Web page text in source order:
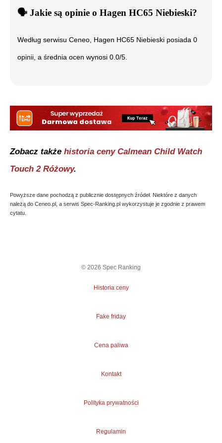
🗣️ ️ Jakie są opinie o Hagen HC65 Niebieski?
Według serwisu Ceneo, Hagen HC65 Niebieski posiada 0
opinii, a średnia ocen wynosi 0.0/5.
Zobacz także historia ceny Calmean Child Watch
Touch 2 Różowy.
Powyższe dane pochodzą z publicznie dostępnych źródeł. Niektóre z danych
należą do Ceneo.pl, a serwis Spec-Ranking.pl wykorzystuje je zgodnie z prawem
cytatu.
© 2026 Spec Ranking
Historia ceny
Fake friday
Cena paliwa
Kontakt
Polityka prywatności
Regulamin